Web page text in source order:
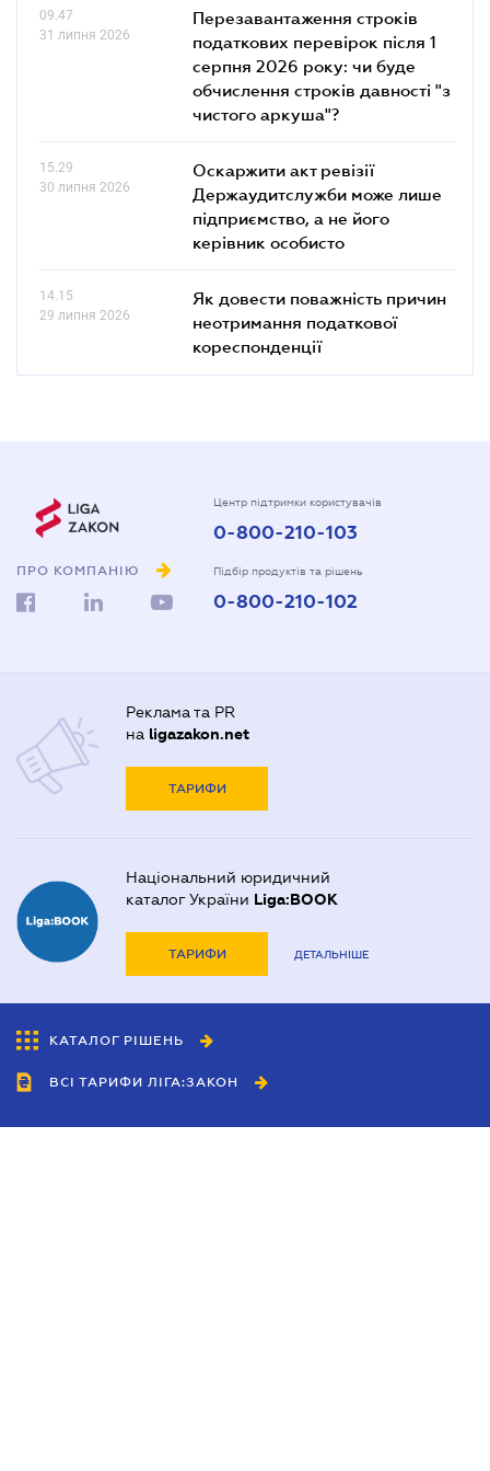
09.47
31 липня 2026
Перезавантаження строків
податкових перевірок після 1
серпня 2026 року: чи буде
обчислення строків давності "з
чистого аркуша"?
15.29
30 липня 2026
Оскаржити акт ревізії
Держаудитслужби може лише
підприємство, а не його
керівник особисто
14.15
29 липня 2026
Як довести поважність причин
неотримання податкової
кореспонденції
ПРО КОМПАНІЮ
Центр підтримки користувачів
0-800-210-103
Підбір продуктів та рішень
0-800-210-102
Реклама та PR
на ligazakon.net
ТАРИФИ
Національний юридичний
каталог України Liga:BOOK
ТАРИФИ ДЕТАЛЬНІШЕ
КАТАЛОГ РІШЕНЬ
ВСІ ТАРИФИ ЛІГА:ЗАКОН